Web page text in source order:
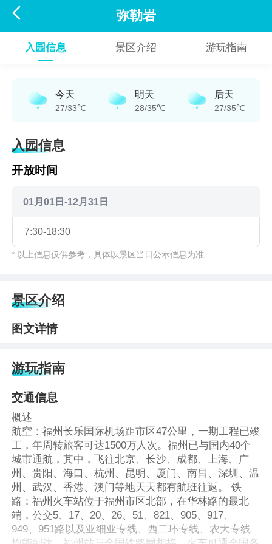
 弥勒岩
入园信息 景区介绍 游玩指南
今天
27/33℃
明天
28/35℃
后天
27/35℃
入园信息
开放时间
01月01日-12月31日
7:30-18:30
* 以上信息仅供参考，具体以景区当日公示信息为准
景区介绍
图文详情
游玩指南
交通信息
概述
航空：福州长乐国际机场距市区47公里，一期工程已竣
工，年周转旅客可达1500万人次。福州已与国内40个
城市通航，其中，飞往北京、长沙、成都、上海、广
州、贵阳、海口、杭州、昆明、厦门、南昌、深圳、温
州、武汉、香港、澳门等地天天都有航班往返。 铁
路：福州火车站位于福州市区北部，在华林路的最北
端，公交5、17、20、26、51、821、905、917、
949、951路以及亚细亚专线、西二环专线、农大专线